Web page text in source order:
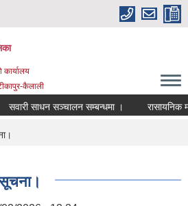
कार्यालय
कैलाली
सवारी साधन सञ्चालन सम्बन्धमा । रासायनिक